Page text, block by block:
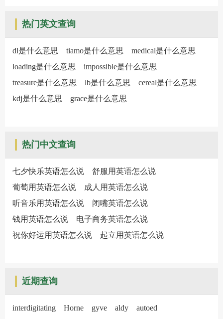
热门英文查询
dl是什么意思 tiamo是什么意思
medical是什么意思
loading是什么意思
impossible是什么意思
treasure是什么意思
lb是什么意思
cereal是什么意思
kdj是什么意思
grace是什么意思
热门中文查询
七夕快乐英语怎么说
舒服用英语怎么说
葡萄用英语怎么说
成人用英语怎么说
听音乐用英语怎么说
闭嘴英语怎么说
钱用英语怎么说
电子商务英语怎么说
祝你好运用英语怎么说
起立用英语怎么说
近期查询
interdigitating Horne gyve aldy autoed